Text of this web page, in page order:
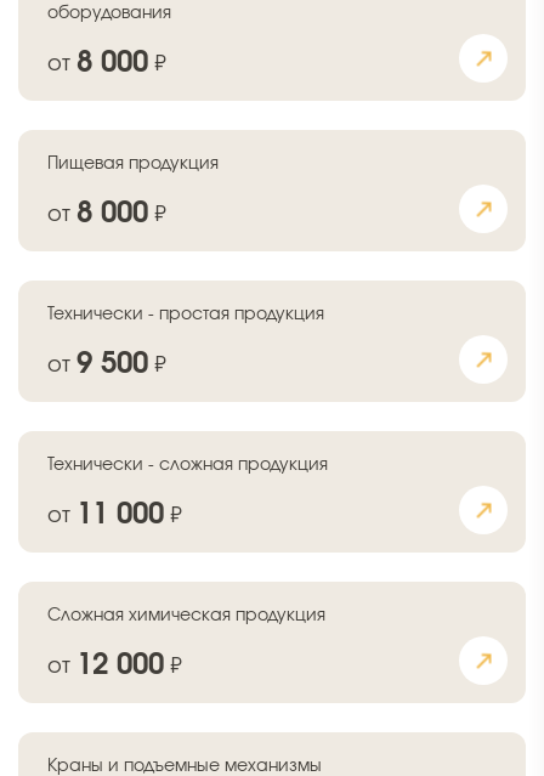
оборудования
от 8 000 ₽
Пищевая продукция
от 8 000 ₽
Технически - простая продукция
от 9 500 ₽
Технически - сложная продукция
от 11 000 ₽
Сложная химическая продукция
от 12 000 ₽
Краны и подъемные механизмы